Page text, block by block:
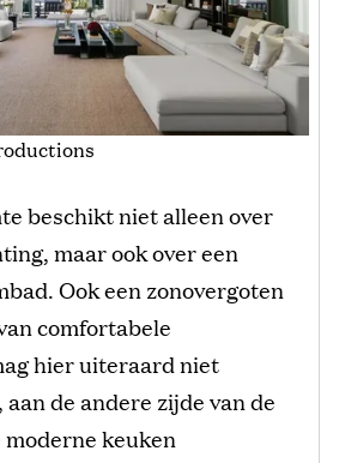
beschikt niet alleen over
maar ook over een
Ook een zonovergoten
comfortabele
hier uiteraard niet
de andere zijde van de
keuken